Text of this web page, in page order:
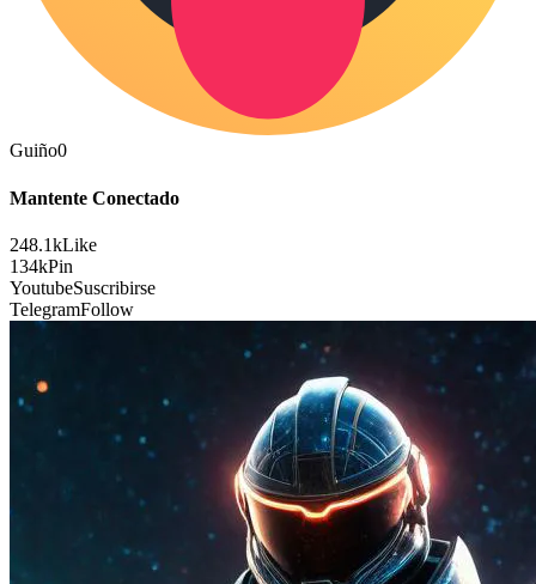
Guiño0
Mantente Conectado
248.1kLike
134kPin
YoutubeSuscribirse
TelegramFollow